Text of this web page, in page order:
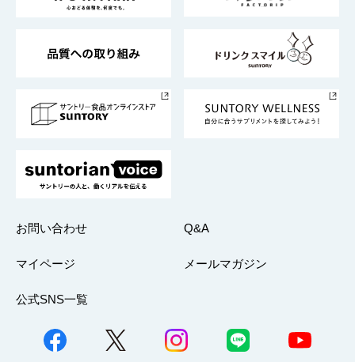
企業概要
採用情報
お問い合わせ Q&A
マイページ メールマガジン
公式SNS一覧